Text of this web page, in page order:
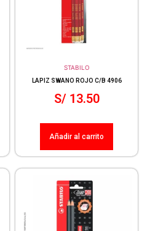
STABILO
LAPIZ SWANO ROJO C/B 4906
S/13.50
Añadir al carrito